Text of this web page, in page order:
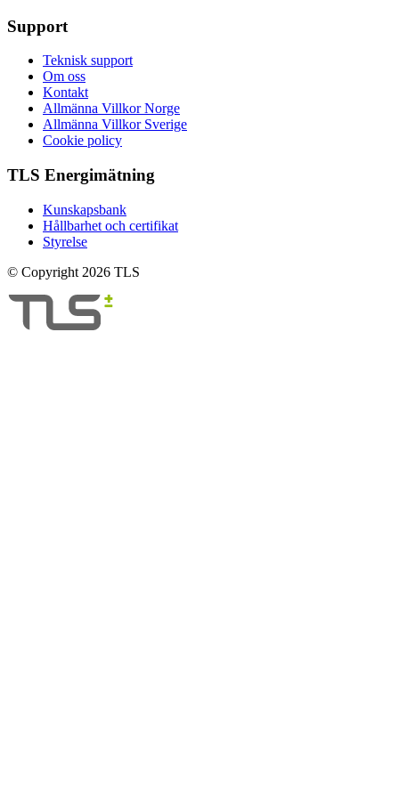
Support
Teknisk support
Om oss
Kontakt
Allmänna Villkor Norge
Allmänna Villkor Sverige
Cookie policy
TLS Energimätning
Kunskapsbank
Hållbarhet och certifikat
Styrelse
© Copyright 2026 TLS